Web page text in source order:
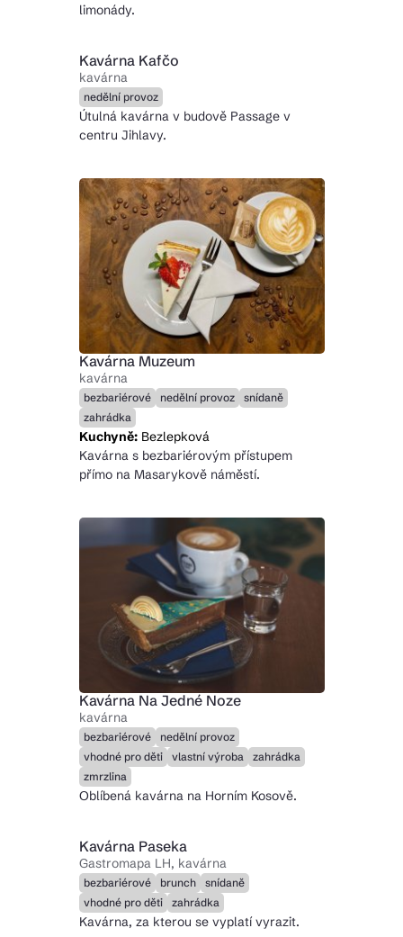
limonády.
Kavárna Kafčo
kavárna
nedělní provoz
Útulná kavárna v budově Passage v
centru Jihlavy.
Kavárna Muzeum
kavárna
bezbariérové nedělní provoz
snídaně
zahrádka
Kuchyně:Bezlepková
Kavárna s bezbariérovým přístupem
přímo na Masarykově náměstí.
Kavárna Na Jedné Noze
kavárna
bezbariérové
nedělní provoz
vhodné pro děti
vlastní výroba
zahrádka
zmrzlina
Oblíbená kavárna na Horním Kosově.
Kavárna Paseka
Gastromapa LH, kavárna
bezbariérové brunch
snídaně
vhodné pro děti
zahrádka
Kavárna, za kterou se vyplatí vyrazit.